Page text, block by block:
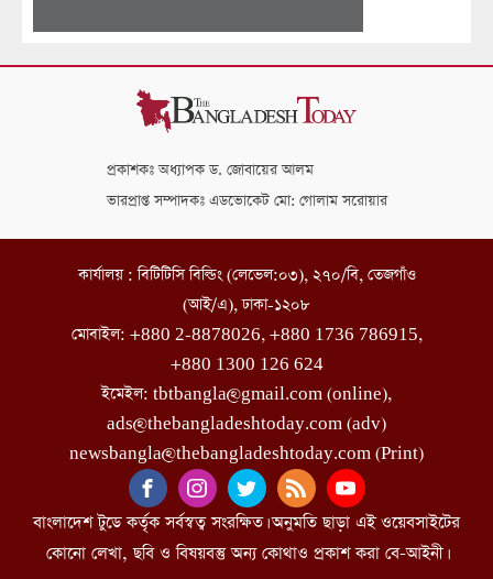
প্রকাশকঃ অধ্যাপক ড. জোবায়ের আলম
ভারপ্রাপ্ত সম্পাদকঃ এডভোকেট মো: গোলাম সরোয়ার
কার্যালয় : বিটিটিসি বিল্ডিং (লেভেল:০৩), ২৭০/বি, তেজগাঁও
(আই/এ), ঢাকা-১২০৮
মোবাইল: +880 2-8878026, +880 1736 786915,
+880 1300 126 624
ইমেইল: tbtbangla@gmail.com (online),
ads@thebangladeshtoday.com (adv)
newsbangla@thebangladeshtoday.com (Print)
বাংলাদেশ টুডে কর্তৃক সর্বস্বত্ব সংরক্ষিত। অনুমতি ছাড়া এই ওয়েবসাইটের
কোনো লেখা, ছবি ও বিষয়বস্তু অন্য কোথাও প্রকাশ করা বে-আইনী।